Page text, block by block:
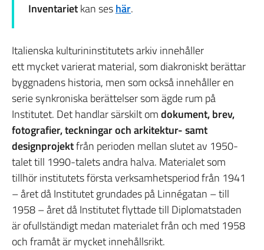
Inventarietkan seshär.
Italienska kulturininstitutets arkiv innehåller
ett mycket varierat material, som diakroniskt berättar
byggnadens historia, men som också innehåller en
serie synkroniska berättelser som ägde rum på
Institutet. Det handlar särskilt omdokument, brev,
fotografier, teckningar och arkitektur- samt
designprojektfrån perioden mellan slutet av 1950-
talet till 1990-talets andra halva. Materialet som
tillhör institutets första verksamhetsperiod från 1941
– året då Institutet grundades på Linnégatan – till
1958 – året då Institutet flyttade till Diplomatstaden
är ofullständigt medan materialet från och med 1958
och framåt är mycket innehållsrikt.